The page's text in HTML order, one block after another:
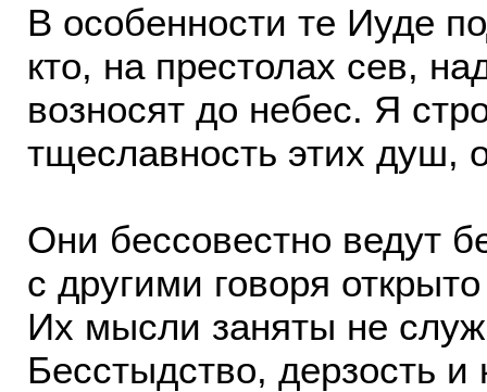
В особенности те Иуде
кто, на престолах сев,
возносят до небес. Я
тщеславность этих душ,
Они бессовестно ведут
с другими говоря
Их мысли заняты не
Бесстыдство, дерзость